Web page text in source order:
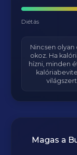
Diétás
Nincsen
okoz. Ha
hízni, minden
Magas a